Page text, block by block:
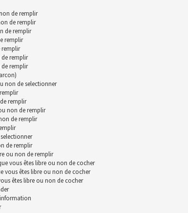
de remplir
de remplir
de remplir
remplir
remplir
remplir
remplir
non de selectionner
remplir
non de remplir
de remplir
de remplir
ou non de remplir
vous êtes libre ou non de cocher
vous êtes libre ou non de cocher
êtes libre ou non de cocher